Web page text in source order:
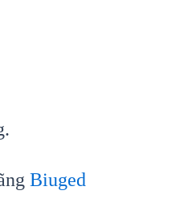
Biuged